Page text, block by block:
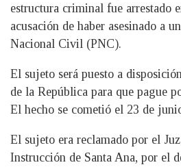
estructura criminal fue arrestado
acusación de haber asesinado a
Nacional Civil (PNC).
El sujeto será puesto a
de la República para que pague
El hecho se cometió el 23 de
El sujeto era reclamado por el
Instrucción de Santa Ana, por el